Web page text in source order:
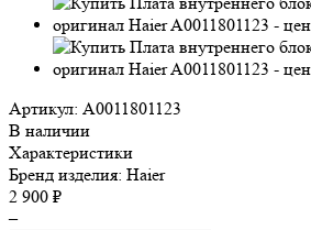
Артикул: A0011801123
В наличии
Характеристики
Бренд изделия: Haier
2 900 ₽
–